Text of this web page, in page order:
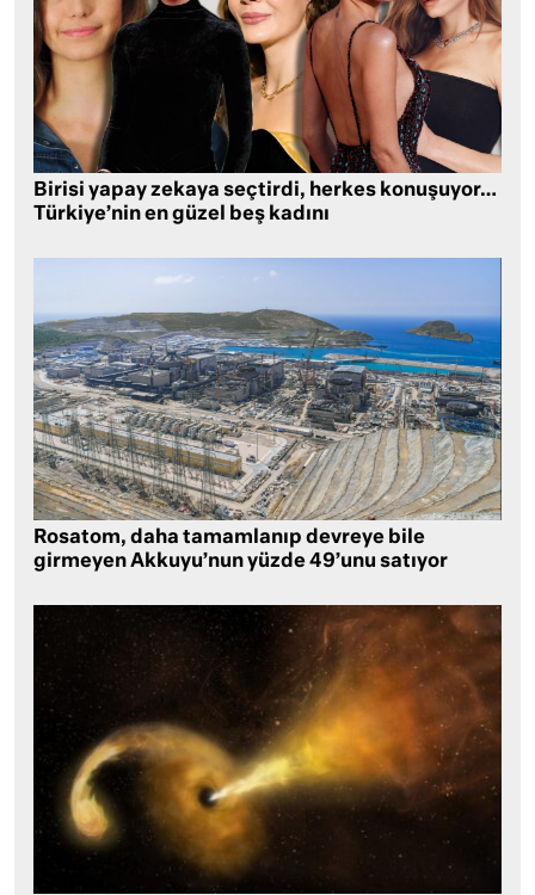
Birisi yapay zekaya seçtirdi, herkes konuşuyor…
Türkiye’nin en güzel beş kadını
Rosatom, daha tamamlanıp devreye bile
girmeyen Akkuyu’nun yüzde 49’unu satıyor